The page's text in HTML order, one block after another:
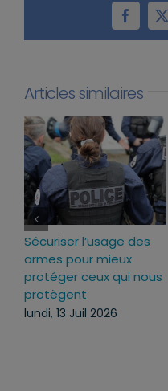
X
Articles similaires
Loi d’urgence agricole :
pourquoi j’ai voté pour
ce texte
mercredi, 22 Juil 2026